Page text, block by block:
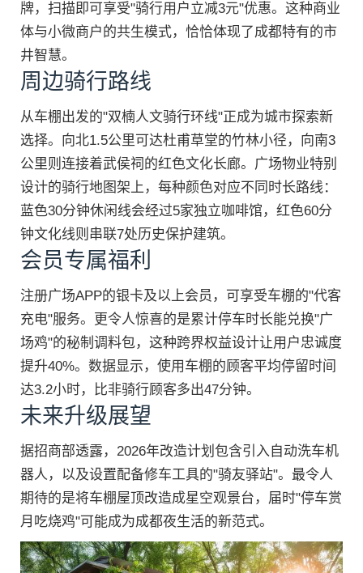
牌，扫描即可享受"骑行用户立减3元"优惠。这种商业
体与小微商户的共生模式，恰恰体现了成都特有的市
井智慧。
周边骑行路线
从车棚出发的"双楠人文骑行环线"正成为城市探索新
选择。向北1.5公里可达杜甫草堂的竹林小径，向南3
公里则连接着武侯祠的红色文化长廊。广场物业特别
设计的骑行地图架上，每种颜色对应不同时长路线：
蓝色30分钟休闲线会经过5家独立咖啡馆，红色60分
钟文化线则串联7处历史保护建筑。
会员专属福利
注册广场APP的银卡及以上会员，可享受车棚的"代客
充电"服务。更令人惊喜的是累计停车时长能兑换"广
场鸡"的秘制调料包，这种跨界权益设计让用户忠诚度
提升40%。数据显示，使用车棚的顾客平均停留时间
达3.2小时，比非骑行顾客多出47分钟。
未来升级展望
据招商部透露，2026年改造计划包含引入自动洗车机
器人，以及设置配备修车工具的"骑友驿站"。最令人
期待的是将车棚屋顶改造成星空观景台，届时"停车赏
月吃烧鸡"可能成为成都夜生活的新范式。